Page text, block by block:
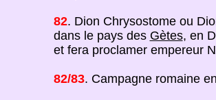
82. Dion Chrysostome ou
dans le pays des Gètes, en
et fera proclamer empereur
82/83. Campagne romaine